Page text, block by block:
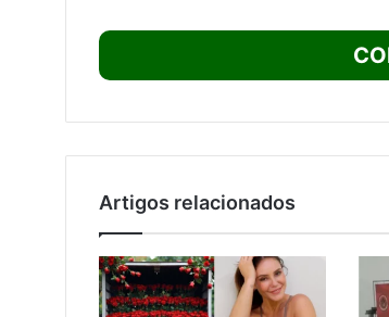
Artigos relacionados